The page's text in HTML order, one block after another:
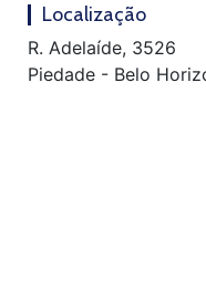
Localização
R. Adelaíde, 3526
Piedade - Belo